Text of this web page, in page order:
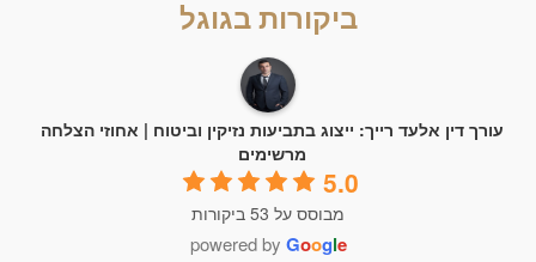
ביקורות בגוגל
עורך דין אלעד רייך: ייצוג בתביעות נזיקין וביטוח | אחוזי הצלחה
מרשימים
5.0
מבוסס על 53 ביקורות
powered by Google